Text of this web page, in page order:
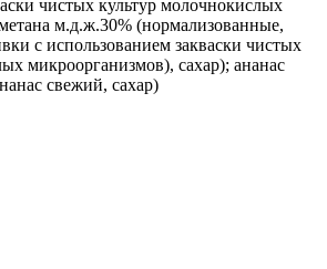
чистых культур молочнокислых
м.д.ж.30% (нормализованные,
с использованием закваски чистых
микроорганизмов), сахар); ананас
свежий, сахар)